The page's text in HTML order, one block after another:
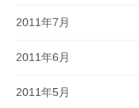
2011年7月
2011年6月
2011年5月